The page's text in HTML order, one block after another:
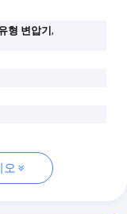
형 변압기,
오